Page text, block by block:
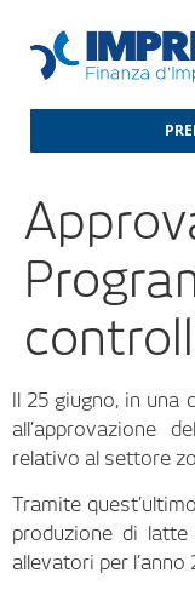
Il 25 giugno, in una
all’approvazione
relativo al settore
Tramite
produzione di
allevatori per l’anno